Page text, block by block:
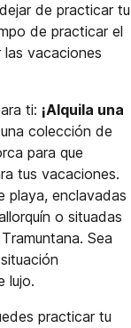
de practicar tu
de practicar el
vacaciones
ti: ¡Alquila una
colección de
para que
tus vacaciones.
playa, enclavadas
o situadas
Sea
lujo.
practicar tu